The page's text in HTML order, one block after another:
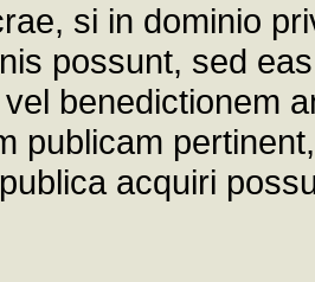
si in dominio
possunt, sed
benedictionem
publicam
acquiri